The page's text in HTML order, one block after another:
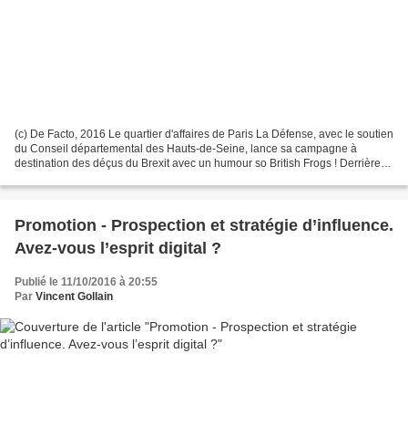
(c) De Facto, 2016 Le quartier d'affaires de Paris La Défense, avec le soutien
du Conseil départemental des Hauts-de-Seine, lance sa campagne à
destination des déçus du Brexit avec un humour so British Frogs ! Derrière le
Promotion - Prospection et stratégie d’influence.
Avez-vous l’esprit digital ?
Publié le 11/10/2016 à 20:55
Par Vincent Gollain